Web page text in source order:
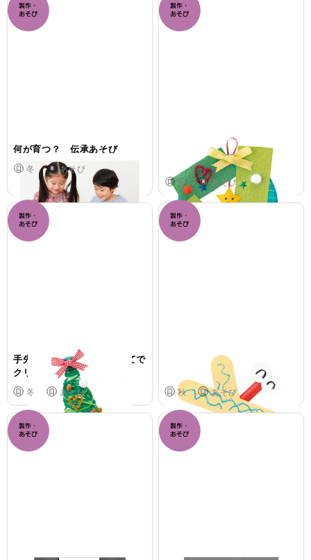
何が育つ？ 伝承あそび
冬 あそび
意欲を引き出す
製作支援のポイント
冬 あそび
手先が不器用な子への手立てで
クリスマスツリーの製作
冬 あそび
手先が不器用な子への手立て
で とんぼの製作
秋 あそび